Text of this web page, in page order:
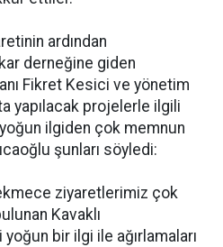
ardından
derneğine giden
Fikret Kesici ve yönetim
yapılacak projelerle ilgili
ilgiden çok memnun
şunları söyledi:
ziyaretlerimiz çok
Kavaklı
bir ilgi ile ağırlamaları